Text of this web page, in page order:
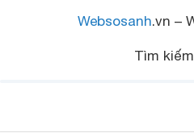
Websosanh.vn –
Tìm